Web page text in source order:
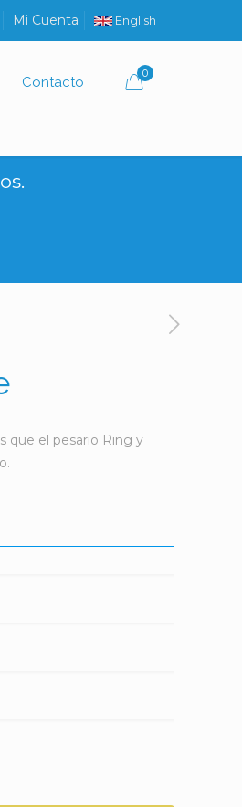
Mi Cuenta English
Contacto
0
que el pesario Ring y